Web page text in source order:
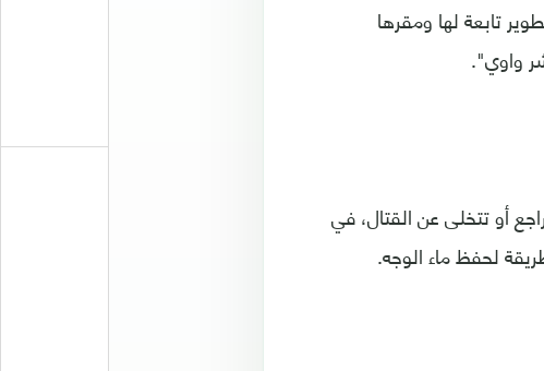
تابعة لها ومقرها
أو تتخلى عن القتال، في
لحفظ ماء الوجه.